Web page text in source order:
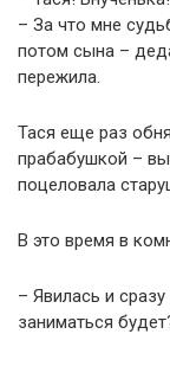
– За что мне
потом сына –
пережила.
Тася еще раз
прабабушкой –
поцеловала
В это время в
– Явилась и
заниматься